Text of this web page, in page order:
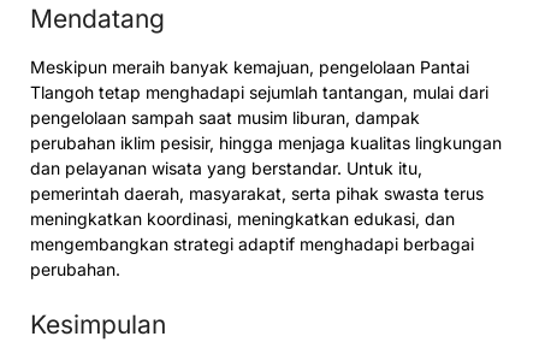
Mendatang
Meskipun meraih banyak kemajuan, pengelolaan Pantai
Tlangoh tetap menghadapi sejumlah tantangan, mulai dari
pengelolaan sampah saat musim liburan, dampak
perubahan iklim pesisir, hingga menjaga kualitas lingkungan
dan pelayanan wisata yang berstandar. Untuk itu,
pemerintah daerah, masyarakat, serta pihak swasta terus
meningkatkan koordinasi, meningkatkan edukasi, dan
mengembangkan strategi adaptif menghadapi berbagai
perubahan.
Kesimpulan